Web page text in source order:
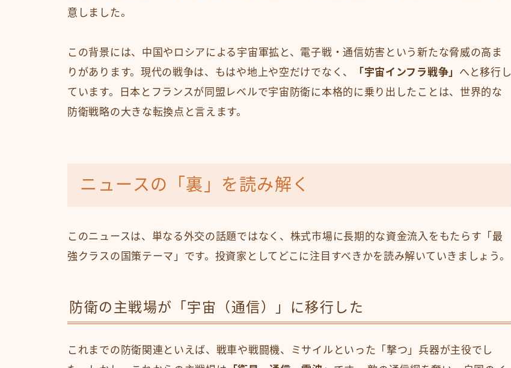
意しました。
この背景には、中国やロシアによる宇宙軍拡と、電子戦・通信妨害という新たな脅威の高ま
りがあります。現代の戦争は、もはや地上や空だけでなく、
「宇宙インフラ戦争」 へと移行し
ています。日本とフランスが同盟レベルで宇宙防衛に本格的に乗り出したことは、世界的な
防衛戦略の大きな転換点と言えます。
ニュースの「裏」を読み解く
このニュースは、単なる外交の話題ではなく、株式市場に長期的な資金流入をもたらす「最
強クラスの国策テーマ」です。投資家としてどこに注目すべきかを読み解いていきましょう。
防衛の主戦場が「宇宙（通信）」に移行した
これまでの防衛関連といえば、戦車や戦闘機、ミサイルといった「撃つ」兵器が主役でし